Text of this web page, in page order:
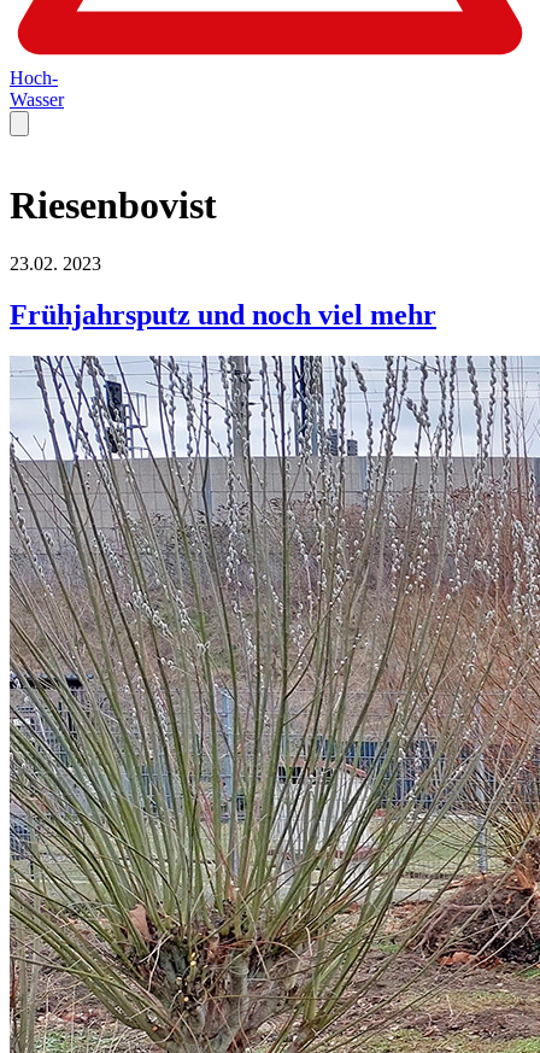
Hoch-
Wasser
Riesenbovist
23.02. 2023
Frühjahrsputz und noch viel mehr